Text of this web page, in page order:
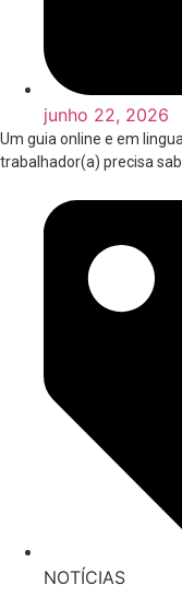
junho 22, 2026
Um guia online e em
trabalhador(a) precisa
NOTÍCIAS